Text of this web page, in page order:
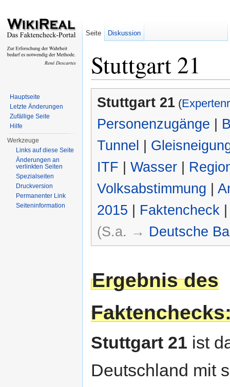
Stuttgart 21
Stuttgart 21 (
Personenzugänge
Tunnel
ITF |Wasser
Volksabstimmung |
2015
Faktencheck
(S.a. → Deutsche
Ergebnis des
Stuttgart 21 ist
Deutschland mit
Seite Diskussion
Hauptseite
Letzte Änderungen
Zufällige Seite
Hilfe
Werkzeuge
Links auf diese Seite
Änderungen an
verlinkten Seiten
Spezialseiten
Druckversion
Permanenter Link
Seiteninformation